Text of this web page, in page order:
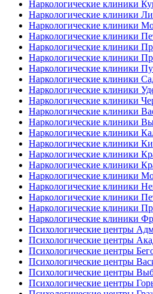
Наркологические клиники
Наркологические клиники
Наркологические клиники
Наркологические клиники
Наркологические клиники
Наркологические клиники
Наркологические клиники
Наркологические клиники
Наркологические клиники
Наркологические клиники
Наркологические клиники
Наркологические клиники
Наркологические клиники
Наркологические клиники
Наркологические клиники
Наркологические клиники
Наркологические клиники
Наркологические клиники
Наркологические клиники
Наркологические клиники
Наркологические клиники
Психологические центры
Психологические центры
Психологические центры
Психологические центры
Психологические центры
Психологические центры